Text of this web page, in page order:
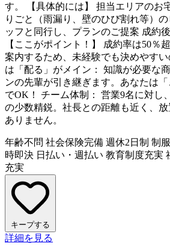
す。 【具体的には】 担当エリアのお
りごと（雨漏り、壁のひび割れ等）
ッフと同行し、プランのご提案 成約
【ここがポイント！】 成約率は50％
案内するため、未経験でも決めやす
は「配る」がメイン： 知識が必要な
ンの先輩が引き継ぎます。あなたは
でOK！ チーム体制： 営業9名に対し
の少数精鋭。社長との距離も近く、
ありません。
年齢不問 社会保険完備 週休2日制 制
時即決 日払い・週払い 教育制度充実
充実
キープする
詳細を見る